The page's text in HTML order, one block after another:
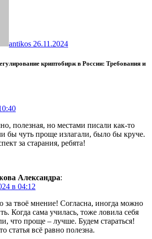
antikos 26.11.2024
криптобирж в России: Требования и
полезная, но местами писали как-то
бы чуть проще излагали, было бы круче.
за старания, ребята!
Александра:
в 04:12
за твоё мнение! Согласна, иногда можно
Когда сама училась, тоже ловила себя
что проще – лучше. Будем стараться!
статья всё равно полезна.